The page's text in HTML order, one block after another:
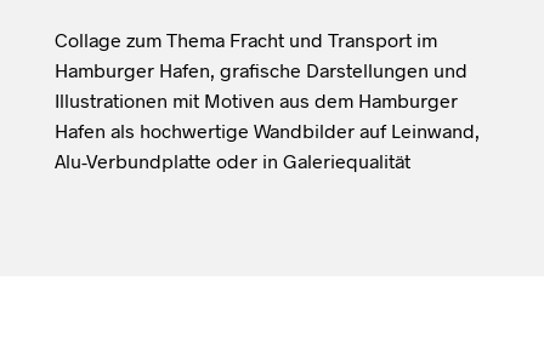
Collage zum Thema Fracht und Transport im
Hamburger Hafen, grafische Darstellungen und
Illustrationen mit Motiven aus dem Hamburger
Hafen als hochwertige Wandbilder auf Leinwand,
Alu-Verbundplatte oder in Galeriequalität